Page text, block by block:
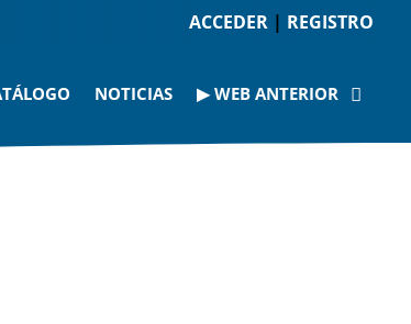
ACCEDER | REGISTRO
NOTICIAS ▶ WEB ANTERIOR